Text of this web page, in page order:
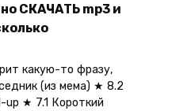
СКАЧАТЬ mp3 и
какую-то фразу,
(из мема) ★ 8.2
up ★ 7.1 Короткий